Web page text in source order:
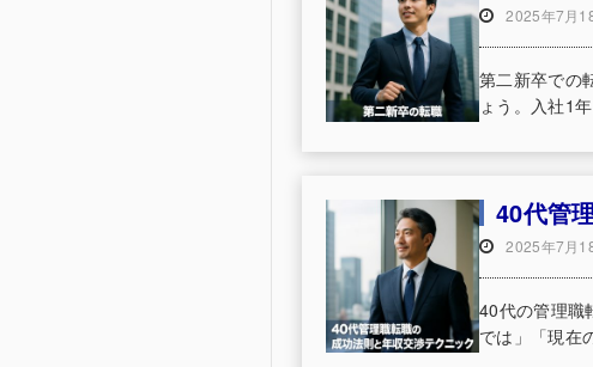
2025年7月
第二新卒での
ょう。入社1
40代管
2025年7月
40代の管理職
では」「現在